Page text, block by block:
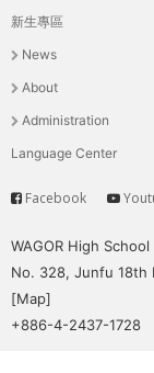
主
選
單
新生專區
News
About
Administration
Language Center
Service
Facebook
WAGOR High
No. 328, Junfu 18th
[Map]
+886-4-2437-1728